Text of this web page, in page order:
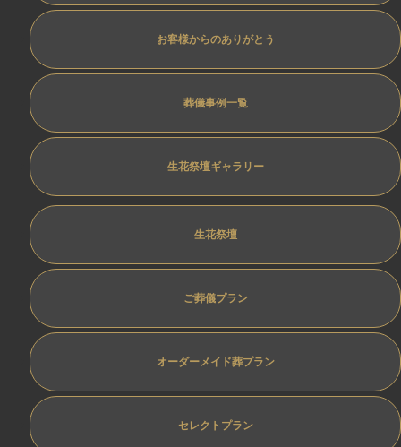
お客様からのありがとう
葬儀事例一覧
生花祭壇ギャラリー
生花祭壇
ご葬儀プラン
オーダーメイド葬プラン
セレクトプラン